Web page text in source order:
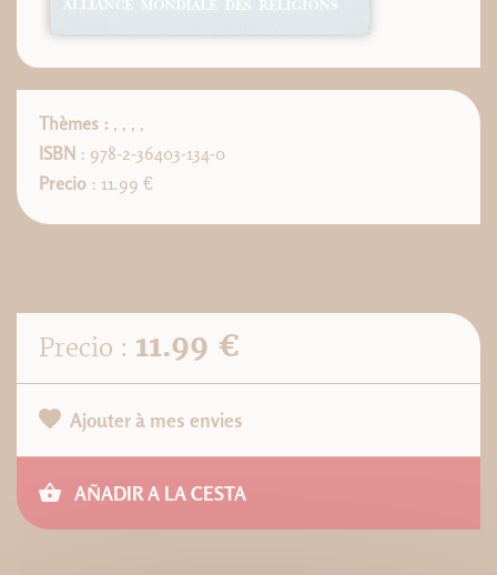
Thèmes : , , , ,
ISBN : 978-2-36403-134-0
Precio : 11.99 €
Precio : 11.99 €
Ajouter à mes envies
AÑADIR A LA CESTA